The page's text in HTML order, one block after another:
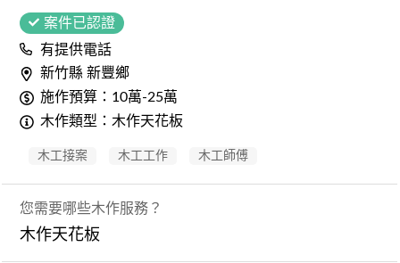
案件已認證
有提供電話
新竹縣 新豐鄉
施作預算：10萬-25萬
木作類型：木作天花板
木工接案 木工工作 木工師傅
您需要哪些木作服務？
木作天花板